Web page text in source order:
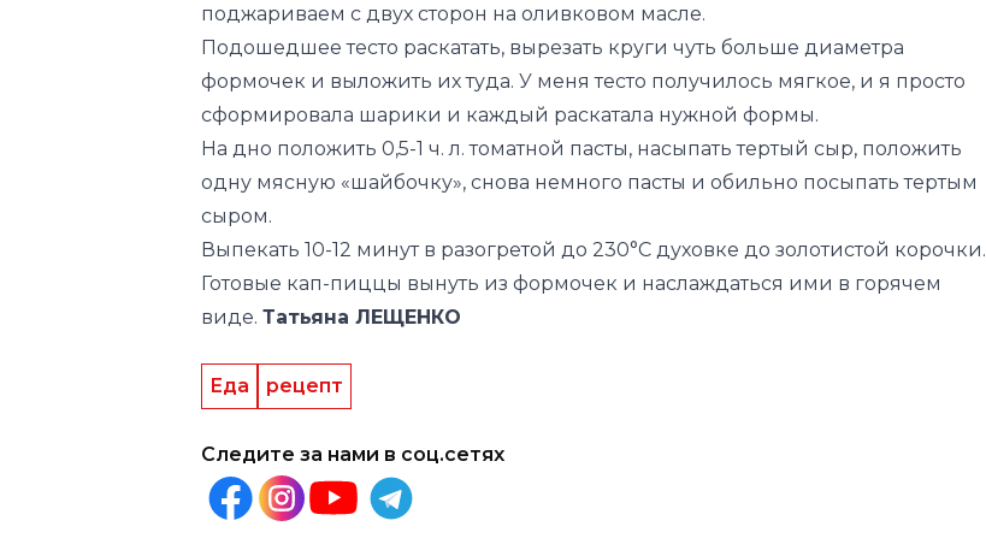
поджариваем с двух сторон на оливковом масле.
Подошедшее тесто раскатать, вырезать круги чуть больше диаметра
формочек и выложить их туда. У меня тесто получилось мягкое, и я просто
сформировала шарики и каждый раскатала нужной формы.
На дно положить 0,5-1 ч. л. томатной пасты, насыпать тертый сыр, положить
одну мясную «шайбочку», снова немного пасты и обильно посыпать тертым
сыром.
Выпекать 10-12 минут в разогретой до 230°С духовке до золотистой корочки.
Готовые кап-пиццы вынуть из формочек и наслаждаться ими в горячем
виде. Татьяна ЛЕЩЕНКО
Еда рецепт
Следите за нами в соц.сетях